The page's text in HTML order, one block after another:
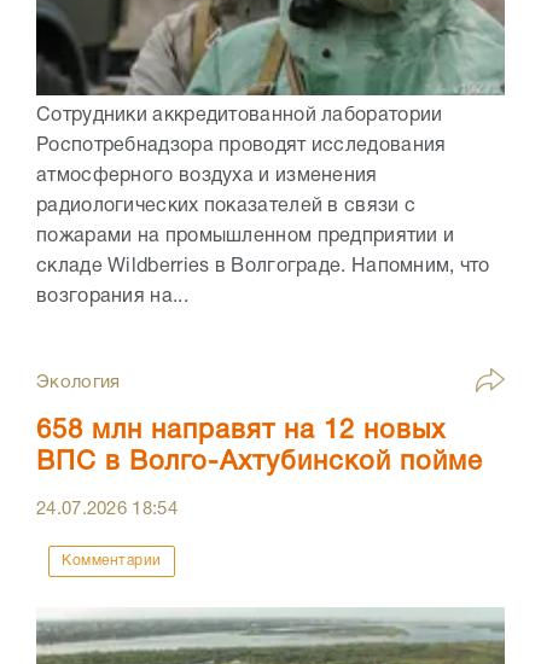
Сотрудники аккредитованной лаборатории
Роспотребнадзора проводят исследования
атмосферного воздуха и изменения
радиологических показателей в связи с
пожарами на промышленном предприятии и
складе Wildberries в Волгограде. Напомним, что
возгорания на...
Экология
658 млн направят на 12 новых
ВПС в Волго-Ахтубинской пойме
24.07.2026 18:54
Комментарии